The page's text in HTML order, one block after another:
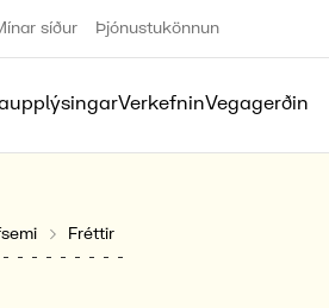
síður Þjónustukönnun
VerkefninVegagerðin
Fréttir